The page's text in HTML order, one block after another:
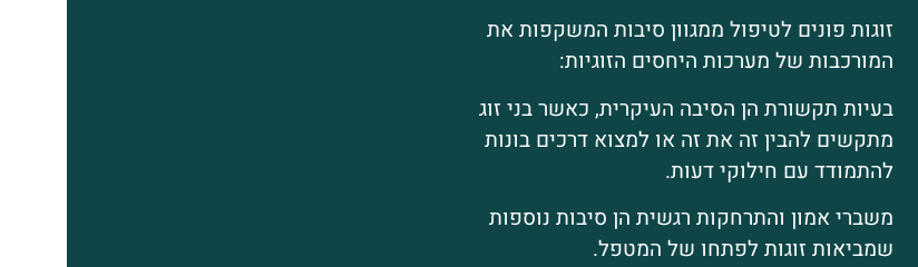
זוגות פונים לטיפול ממגוון סיבות המשקפות את
המורכבות של מערכות היחסים הזוגיות:
בעיות תקשורת הן הסיבה העיקרית, כאשר בני זוג
מתקשים להבין זה את זה או למצוא דרכים בונות
להתמודד עם חילוקי דעות.
משברי אמון והתרחקות רגשית הן סיבות נוספות
שמביאות זוגות לפתחו של המטפל.